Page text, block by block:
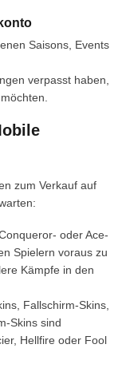
Saisons, Events
verpasst haben,
zum Verkauf auf
oder Ace-
Spielern voraus zu
Kämpfe in den
Fallschirm-Skins,
Skins sind
Hellfire oder Fool